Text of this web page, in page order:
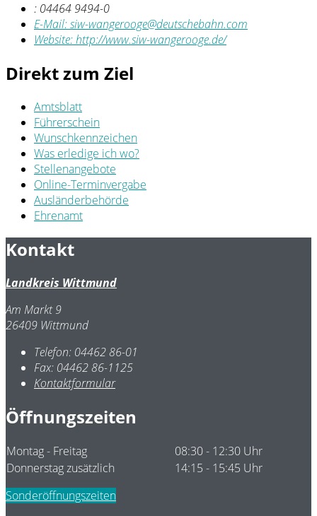
: 04464 9494-0
E-Mail:siw-wangerooge@deutschebahn.com
Website:http://www.siw-wangerooge.de/
Direkt zum Ziel
Amtsblatt
Führerschein
Wunschkennzeichen
Was erledige ich wo?
Stellenangebote
Online-Terminvergabe
Ausländerbehörde
Ehrenamt
Kontakt
Landkreis Wittmund
Am Markt 9
26409 Wittmund
Telefon: 04462 86-01
Fax: 04462 86-1125
Kontaktformular
Öffnungszeiten
Montag - Freitag
08:30 - 12:30 Uhr
Donnerstag zusätzlich
14:15 - 15:45 Uhr
Sonderöffnungszeiten